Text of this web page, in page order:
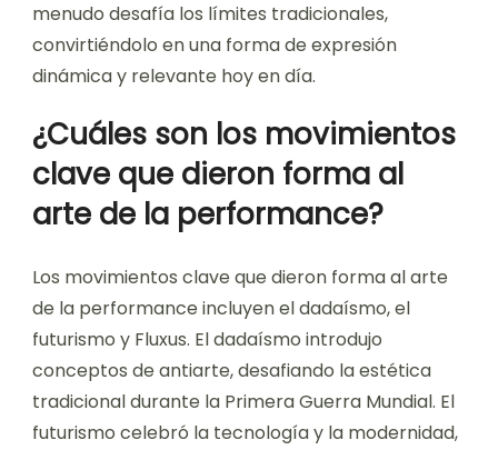
menudo desafía los límites tradicionales,
convirtiéndolo en una forma de expresión
dinámica y relevante hoy en día.
¿Cuáles son los movimientos
clave que dieron forma al
arte de la performance?
Los movimientos clave que dieron forma al arte
de la performance incluyen el dadaísmo, el
futurismo y Fluxus. El dadaísmo introdujo
conceptos de antiarte, desafiando la estética
tradicional durante la Primera Guerra Mundial. El
futurismo celebró la tecnología y la modernidad,